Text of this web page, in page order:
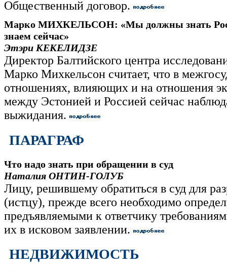
Общественный договор.
Марко МИХКЕЛЬСОН: «Мы должны знать
знаем сейчас»
Этэри КЕКЕЛИДЗЕ
Директор Балтийского центра
Марко Михкельсон считает, что в
отношениях, влияющих и на отношения
между Эстонией и Россией сейчас
выжидания.
ПАРАГРАФ
Что надо знать при обращении в суд
Наталия ОНТИН-ГОЛУБ
Лицу, решившему обратиться в суд для
(истцу), прежде всего необходимо
предъявляемыми к ответчику
их в исковом заявлении.
НЕДВИЖИМОСТЬ